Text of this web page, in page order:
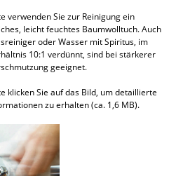
verwenden Sie zur Reinigung ein
leicht feuchtes Baumwolltuch. Auch
oder Wasser mit Spiritus, im
10:1 verdünnt, sind bei stärkerer
geeignet.
klicken Sie auf das Bild, um detaillierte
zu erhalten (ca. 1,6 MB).